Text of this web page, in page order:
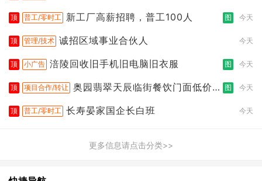
顶 普工/零时工 新工厂高薪招聘，普工100人 图 今天
顶 管理/技术 诚招区域事业合伙人 今天
顶 小广告 涪陵回收旧手机旧电脑旧衣服 图 今天
顶 项目合作/转让 奥园翡翠天辰临街餐饮门面低价转
图 今天
顶 普工/零时工 长寿晏家国企长白班 今天
更多信息请点击分类>>